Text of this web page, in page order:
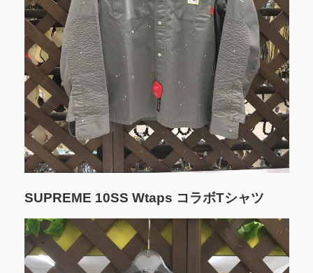
SUPREME 10SS Wtaps コラボTシャツ